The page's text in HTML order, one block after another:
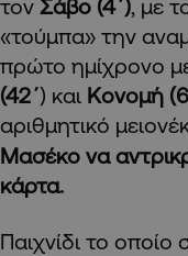
τον Σάβο (4΄) , με
«τούμπα» την
πρώτο ημίχρονο
(42΄) και Κονομή
αριθμητικό
Μασέκο να
κάρτα.
Παιχνίδι το